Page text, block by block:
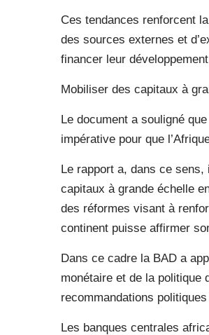
Ces tendances renforcent
des sources externes et
financer leur
Mobiliser des capitaux à
Le document a souligné
impérative pour que
Le rapport a, dans ce
capitaux à grande échelle
des réformes visant à
continent puisse affirmer
Dans ce cadre la BAD a
monétaire et de la politique
recommandations
Les banques centrales